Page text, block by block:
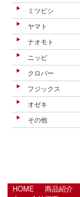
ミツビシ
ヤマト
ナオモト
ニッピ
クロバー
フジックス
オゼキ
その他
HOME ｜ 商品紹介 ｜